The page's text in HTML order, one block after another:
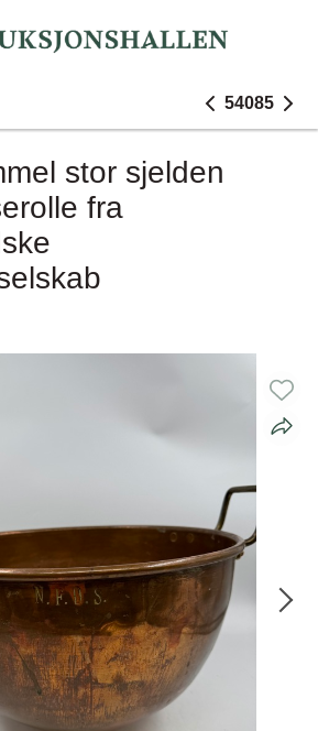
54085
stor sjelden
fra